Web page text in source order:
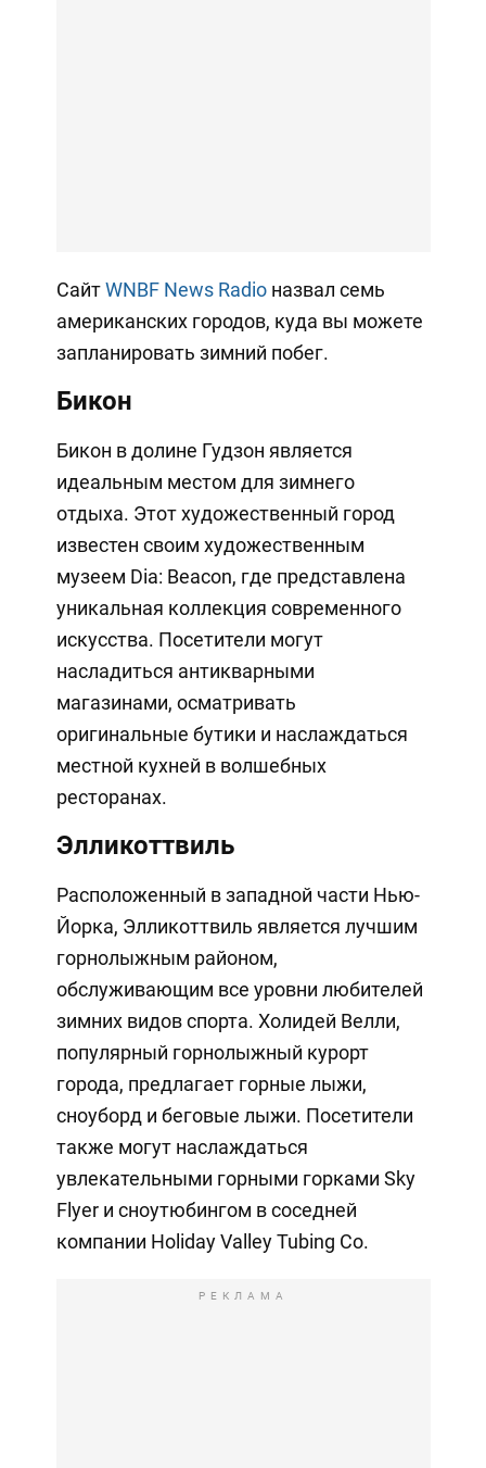
СайтWNBF News Radioназвал семь
американских городов, куда вы можете
запланировать зимний побег.
Бикон
Бикон в долине Гудзон является
идеальным местом для зимнего
отдыха. Этот художественный город
известен своим художественным
музеем Dia: Beacon, где представлена
уникальная коллекция современного
искусства. Посетители могут
насладиться антикварными
магазинами, осматривать
оригинальные бутики и наслаждаться
местной кухней в волшебных
ресторанах.
Элликоттвиль
Расположенный в западной части Нью-
Йорка, Элликоттвиль является лучшим
горнолыжным районом,
обслуживающим все уровни любителей
зимних видов спорта. Холидей Велли,
популярный горнолыжный курорт
города, предлагает горные лыжи,
сноуборд и беговые лыжи. Посетители
также могут наслаждаться
увлекательными горными горками Sky
Flyer и сноутюбингом в соседней
компании Holiday Valley Tubing Co.
РЕКЛАМА